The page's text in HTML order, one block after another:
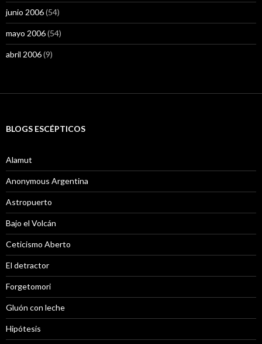
junio 2006(54)
mayo 2006(54)
abril 2006(9)
BLOGS ESCÉPTICOS
Alamut
Anonymous Argentina
Astropuerto
Bajo el Volcán
Ceticismo Aberto
El detractor
Forgetomori
Gluón con leche
Hipótesis